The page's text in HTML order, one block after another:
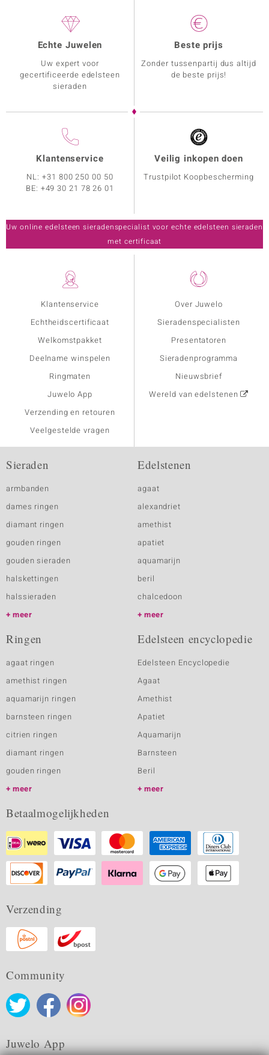
Klantenservice
Echtheidscertificaat
Welkomstpakket
Deelname winspelen
Ringmaten
Juwelo App
Verzending en retouren
Veelgestelde vragen
Over Juwelo
Sieradenspecialisten
Presentatoren
Sieradenprogramma
Nieuwsbrief
Wereld van edelstenen
Echte Juwelen
Uw expert voor
gecertificeerde edelsteen
sieraden
Beste prijs
Zonder tussenpartij dus altijd
de beste prijs!
Klantenservice
NL:+31 800 250 00 50
BE: +49 30 21 78 26 01
Veilig inkopen doen
Trustpilot Koopbescherming
Uw online edelsteen sieradenspecialist voor echte edelsteen sieraden
met certificaat
Sieraden
armbanden
dames ringen
diamant ringen
gouden ringen
gouden sieraden
halskettingen
halssieraden
meer
Edelstenen
agaat
alexandriet
amethist
apatiet
aquamarijn
beril
chalcedoon
meer
Ringen
agaat ringen
amethist ringen
aquamarijn ringen
barnsteen ringen
citrien ringen
diamant ringen
gouden ringen
meer
Edelsteen encyclopedie
Edelsteen Encyclopedie
Agaat
Amethist
Apatiet
Aquamarijn
Barnsteen
Beril
meer
Betaalmogelijkheden
Verzending
Community
Juwelo App